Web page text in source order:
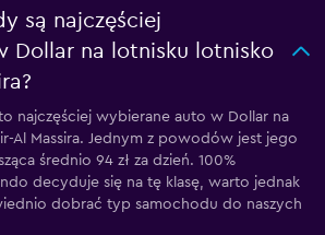
są najczęściej
Dollar na lotnisku lotnisko
najczęściej wybierane auto w Dollar na
Al Massira. Jednym z powodów jest jego
średnio 94 zł za dzień. 100%
decyduje się na tę klasę, warto jednak
dobrać typ samochodu do naszych